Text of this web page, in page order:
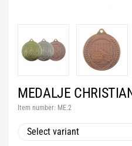
MEDALJE
Item number: ME.2
Select variant